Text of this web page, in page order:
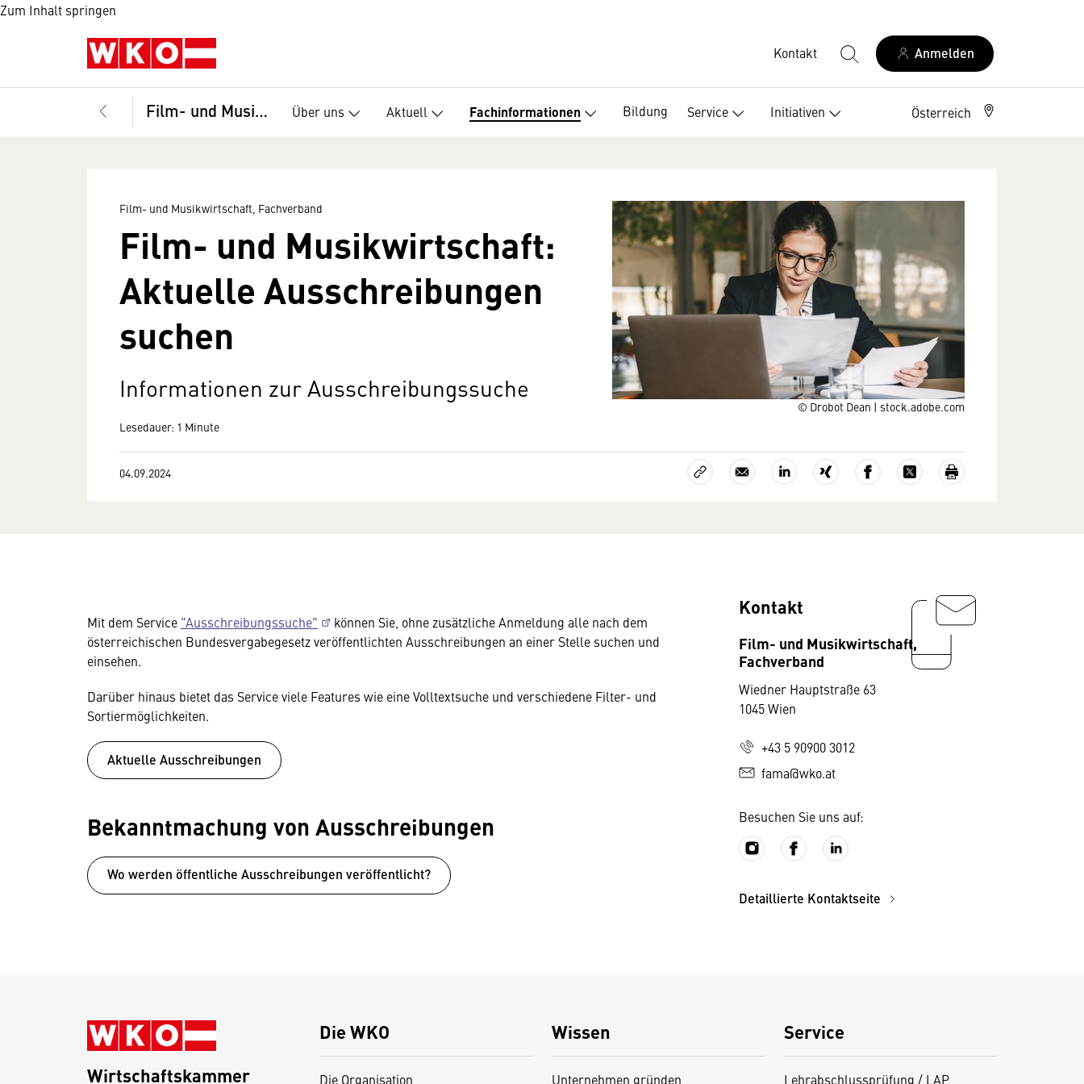
Zum Inhalt springen
Kontakt Anmelden
Film- und Musikwirtschaft, Fachverband Über uns Aktuell Fachinformationen Bildung Service Initiativen Österreich
© Drobot Dean | stock.adobe.com
Film- und Musikwirtschaft, Fachverband
Film- und Musikwirtschaft:
Aktuelle Ausschreibungen
suchen
Informationen zur Ausschreibungssuche
Lesedauer: 1 Minute
04.09.2024
Mit dem Service "Ausschreibungssuche"
können Sie, ohne zusätzliche Anmeldung alle nach dem
österreichischen Bundesvergabegesetz veröffentlichten Ausschreibungen an einer Stelle suchen und
einsehen.
Darüber hinaus bietet das Service viele Features wie eine Volltextsuche und verschiedene Filter- und
Sortiermöglichkeiten.
Aktuelle Ausschreibungen
Bekanntmachung von Ausschreibungen
Wo werden öffentliche Ausschreibungen veröffentlicht?
Kontakt
Film- und Musikwirtschaft,
Fachverband
Wiedner Hauptstraße 63
1045 Wien
+43 5 90900 3012
fama@wko.at
Besuchen Sie uns auf:
Detaillierte Kontaktseite
Die WKO
Die Organisation
Wissen
Unternehmen gründen
Service
Lehrabschlussprüfung / LAP
Wirtschaftskammer